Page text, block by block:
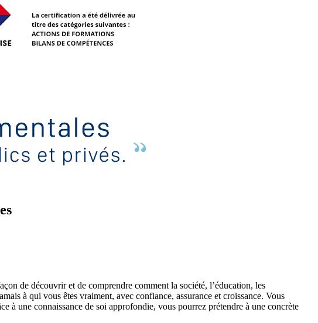
de découvrir et de comprendre comment la société, l’éducation, les
à qui vous êtes vraiment, avec confiance, assurance et croissance. Vous
à une connaissance de soi approfondie, vous pourrez prétendre à une concrète